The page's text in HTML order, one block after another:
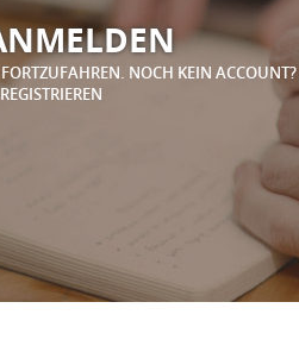
NOCH KEIN ACCOUNT?